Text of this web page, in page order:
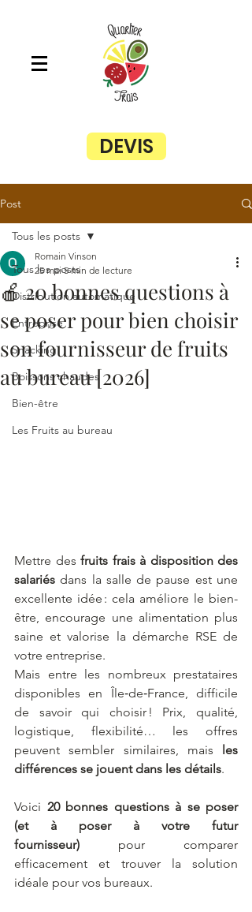
DEVIS
Post
Tous les posts
Distribution automatique
Entreprise
Snacking
Boissons chaudes
Bien-être
Les Fruits au bureau
Tous les posts
🍎 20 bonnes questions à
se poser pour bien choisir
son fournisseur de fruits
au bureau [2026]
Romain Vinson
25 mai 5 min de lecture
Mettre des fruits frais à disposition des
salariés dans la salle de pause est une
excellente idée : cela améliore le bien-
être, encourage une alimentation plus
saine et valorise la démarche RSE de
votre entreprise.
Mais entre les nombreux prestataires
disponibles en Île‑de‑France, difficile
de savoir qui choisir ! Prix, qualité,
logistique, flexibilité… les offres
peuvent sembler similaires, mais les
différences se jouent dans les détails.
Voici 20 bonnes questions à se poser
(et à poser à votre futur
fournisseur) pour comparer
efficacement et trouver la solution
idéale pour vos bureaux.